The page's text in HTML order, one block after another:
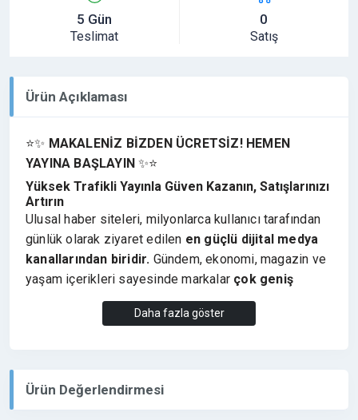
5 Gün
Teslimat
0
Satış
Ürün Açıklaması
⭐✨ MAKALENİZ BİZDEN ÜCRETSİZ! HEMEN
YAYINA BAŞLAYIN ✨⭐
Yüksek Trafikli Yayınla Güven Kazanın, Satışlarınızı
Artırın
Ulusal haber siteleri, milyonlarca kullanıcı tarafından
günlük olarak ziyaret edilen en güçlü dijital medya
kanallarından biridir. Gündem, ekonomi, magazin ve
yaşam içerikleri sayesinde markalar çok geniş
kitlelere ulaşarak maksimum görünürlük elde
okuyucu kitlesi sayesinde markaların
Daha fazla göster
Ürün Değerlendirmesi